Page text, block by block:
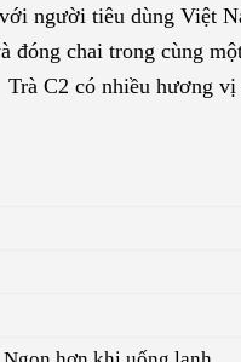
người tiêu dùng Việt
đóng chai trong cùng
C2 có nhiều hương